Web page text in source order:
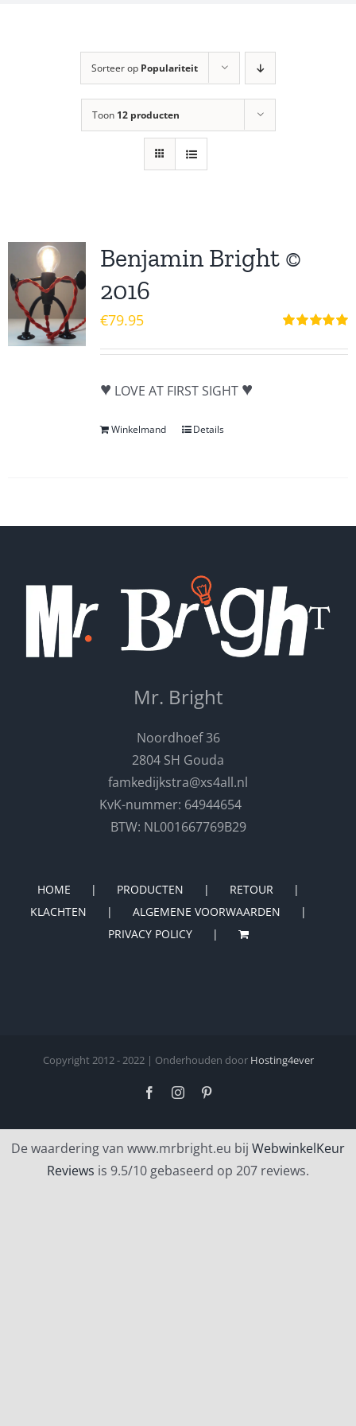
Sorteer op Populariteit
Toon 12 producten
Benjamin Bright ©
2016
5.00uit 5
€79.95
♥ LOVE AT FIRST SIGHT ♥
Winkelmand Details
Mr. Bright
Noordhoef 36
2804 SH Gouda
famkedijkstra@xs4all.nl
KvK-nummer: 64944654
BTW: NL001667769B29
HOME PRODUCTEN
RETOUR
KLACHTEN
ALGEMENE VOORWAARDEN
PRIVACY POLICY
Copyright 2012 - 2022 | Onderhouden door Hosting4ever
FacebookInstagram
De waardering van www.mrbright.eu bij WebwinkelKeur
Reviews is 9.5/10 gebaseerd op 207 reviews.